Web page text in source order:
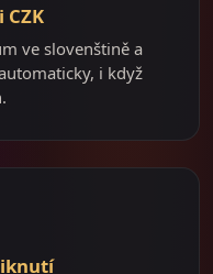
CZK
ve slovenštině a
i když